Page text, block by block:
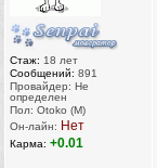
Стаж: 18 лет
Сообщений: 891
Провайдер: Не
определен
Пол: Otoko (M)
Он-лайн: Нет
Карма: +0.01